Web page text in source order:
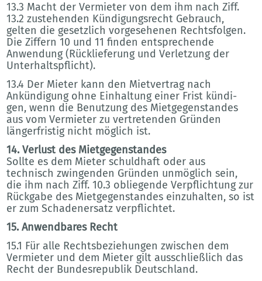
13.3 Macht der Vermieter von dem ihm nach Ziff.
13.2 zustehenden Kündigungsrecht Gebrauch,
gelten die gesetzlich vorgesehenen Rechtsfolgen.
Die Ziffern 10 und 11 finden entsprechende
Anwendung (Rücklieferung und Verletzung der
Unterhaltspflicht).
13.4 Der Mieter kann den Mietvertrag nach
Ankündigung ohne Einhaltung einer Frist kündi-
gen, wenn die Benutzung des Mietgegenstandes
aus vom Vermieter zu vertretenden Gründen
längerfristig nicht möglich ist.
14. Verlust des Mietgegenstandes
Sollte es dem Mieter schuldhaft oder aus
technisch zwingenden Gründen unmöglich sein,
die ihm nach Ziff. 10.3 obliegende Verpflichtung zur
Rückgabe des Mietgegenstandes einzuhalten, so ist
er zum Schadenersatz verpflichtet.
15. Anwendbares Recht
15.1 Für alle Rechtsbeziehungen zwischen dem
Vermieter und dem Mieter gilt ausschließlich das
Recht der Bundesrepublik Deutschland.